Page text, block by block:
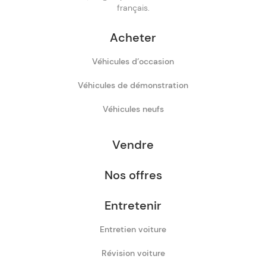
français.
Acheter
Véhicules d’occasion
Véhicules de démonstration
Véhicules neufs
Vendre
Nos offres
Entretenir
Entretien voiture
Révision voiture